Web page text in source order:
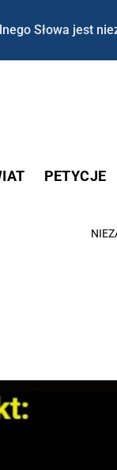
Słowa jest
PETYCJE